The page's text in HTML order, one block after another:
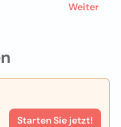
Starten Sie jetzt!
Weiter